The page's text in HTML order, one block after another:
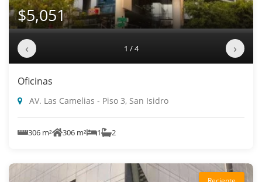
$5,051
‹ 1 / 4 ›
Oficinas
AV. Las Camelias - Piso 3, San Isidro
306 m² 306 m² 1 2